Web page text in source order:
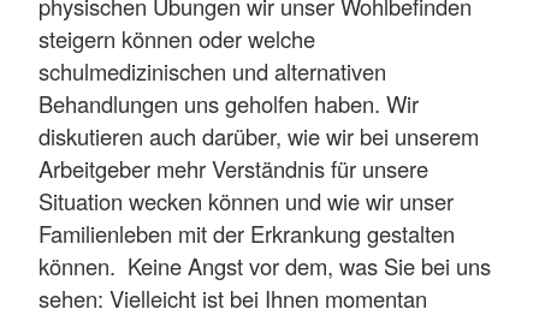
steigern können oder welche
schulmedizinischen und alternativen
Behandlungen uns geholfen haben. Wir
diskutieren auch darüber, wie wir bei unserem
Arbeitgeber mehr Verständnis für unsere
Situation wecken können und wie wir unser
Familienleben mit der Erkrankung gestalten
können. Keine Angst vor dem, was Sie bei uns
sehen: Vielleicht ist bei Ihnen momentan